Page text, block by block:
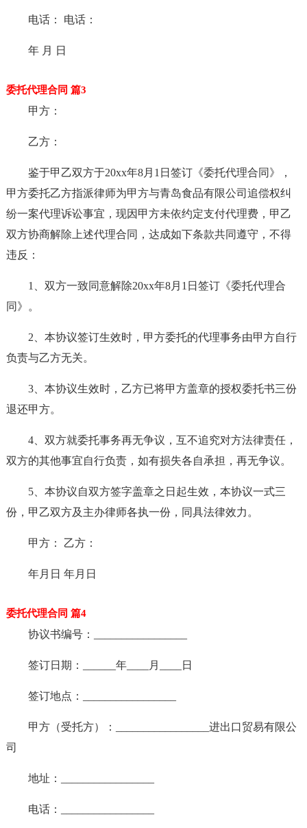
电话： 电话：
年 月 日
委托代理合同 篇3
甲方：
乙方：
鉴于甲乙双方于20xx年8月1日签订《委托代理合同》，
甲方委托乙方指派律师为甲方与青岛食品有限公司追偿权纠
纷一案代理诉讼事宜，现因甲方未依约定支付代理费，甲乙
双方协商解除上述代理合同，达成如下条款共同遵守，不得
违反：
1、双方一致同意解除20xx年8月1日签订《委托代理合
同》。
2、本协议签订生效时，甲方委托的代理事务由甲方自行
负责与乙方无关。
3、本协议生效时，乙方已将甲方盖章的授权委托书三份
退还甲方。
4、双方就委托事务再无争议，互不追究对方法律责任，
双方的其他事宜自行负责，如有损失各自承担，再无争议。
5、本协议自双方签字盖章之日起生效，本协议一式三
份，甲乙双方及主办律师各执一份，同具法律效力。
甲方： 乙方：
年月日 年月日
委托代理合同 篇4
协议书编号：_________________
签订日期：______年____月____日
签订地点：_________________
甲方（受托方）：_________________进出口贸易有限公
司
地址：_________________
电话：_________________